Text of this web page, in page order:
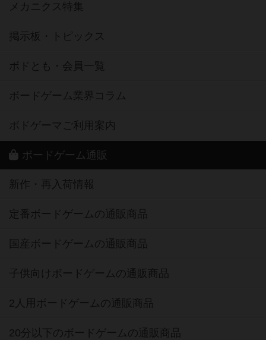
メカニクス特集
掲示板・トピックス
ボドとも・会員一覧
ボードゲーム業界コラム
ボドゲーマご利用案内
ボードゲーム通販
新作・再入荷情報
定番ボードゲームの通販商品
国産ボードゲームの通販商品
子供向けボードゲームの通販商品
2人用ボードゲームの通販商品
20分以下のボードゲームの通販商品